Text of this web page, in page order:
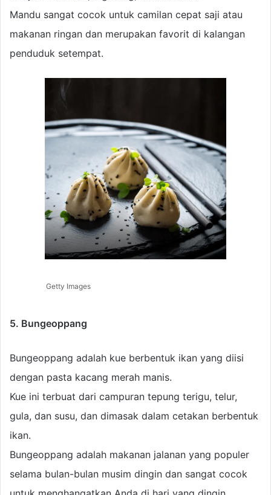
Mandu sangat cocok untuk camilan cepat saji atau
makanan ringan dan merupakan favorit di kalangan
penduduk setempat.
Getty Images
5. Bungeoppang
Bungeoppang adalah kue berbentuk ikan yang diisi
dengan pasta kacang merah manis.
Kue ini terbuat dari campuran tepung terigu, telur,
gula, dan susu, dan dimasak dalam cetakan berbentuk
ikan.
Bungeoppang adalah makanan jalanan yang populer
selama bulan-bulan musim dingin dan sangat cocok